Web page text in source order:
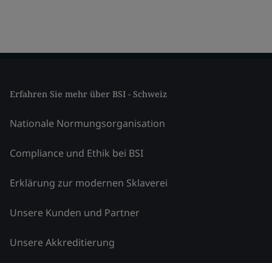
Erfahren Sie mehr über BSI - Schweiz
Nationale Normungsorganisation
Compliance und Ethik bei BSI
Erklärung zur modernen Sklaverei
Unsere Kunden und Partner
Unsere Akkreditierung